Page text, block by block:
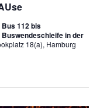
112 bis
in der
18(a), Hamburg